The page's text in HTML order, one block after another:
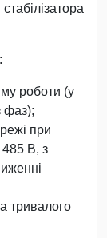
роботи (у
фаз);
при
485 В, з
тривалого